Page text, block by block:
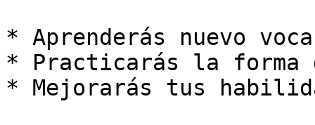
* Aprenderás nuevo
* Practicarás la forma
* Mejorarás tus